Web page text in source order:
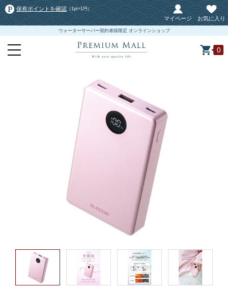
保有ポイントを確認 （1pt=1円）
マイページ お気に入り
ウォーターサーバー契約者様限定 オンラインショップ
0